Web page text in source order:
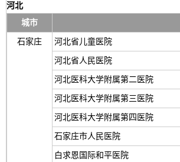
河北
城市
石家庄
河北省儿童医院
河北省人民医院
河北医科大学附属第二医院
河北医科大学附属第三医院
河北医科大学附属第四医院
石家庄市人民医院
白求恩国际和平医院